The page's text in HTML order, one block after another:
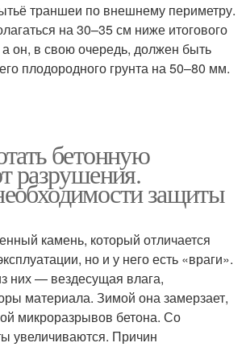
траншеи по внешнему периметру.
на 30–35 см ниже итогового
он, в свою очередь, должен быть
плодородного грунта на 50–80 мм.
бетонную
разрушения.
защиты
камень, который отличается
но и у него есть «враги».
них — вездесущая влага,
материала. Зимой она замерзает,
микроразрывов бетона. Со
увеличиваются. Причин